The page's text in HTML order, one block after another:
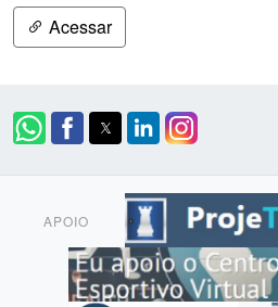
Acessar
APOIO